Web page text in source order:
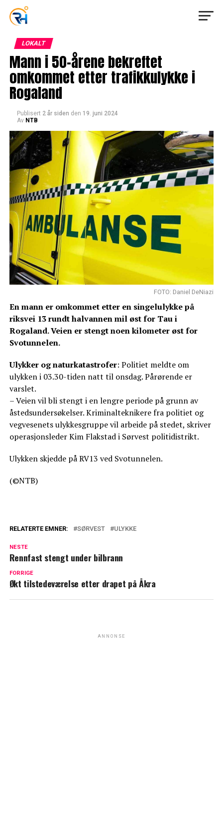
LOKALT
Mann i 50-årene bekreftet
omkommet etter trafikkulykke i
Rogaland
Publisert 2 år siden den 19. juni 2024
Av NTB
FOTO: Daniel DeNiazi
En mann er omkommet etter en singelulykke på
riksvei 13 rundt halvannen mil øst for Tau i
Rogaland. Veien er stengt noen kilometer øst for
Svotunnelen.
Ulykker og naturkatastrofer: Politiet meldte om
ulykken i 03.30-tiden natt til onsdag. Pårørende er
varslet.
– Veien vil bli stengt i en lengre periode på grunn av
åstedsundersøkelser. Kriminalteknikere fra politiet og
vegvesenets ulykkesgruppe vil arbeide på stedet, skriver
operasjonsleder Kim Flakstad i Sørvest politidistrikt.
Ulykken skjedde på RV13 ved Svotunnelen.
(©NTB)
RELATERTE EMNER: SØRVEST ULYKKE
NESTE
Rennfast stengt under bilbrann
FORRIGE
Økt tilstedeværelse etter drapet på Åkra
ANNONSE